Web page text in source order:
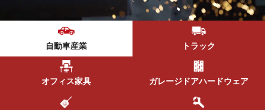
自動車産業 トラック
オフィス家具 ガレージドアハードウェア